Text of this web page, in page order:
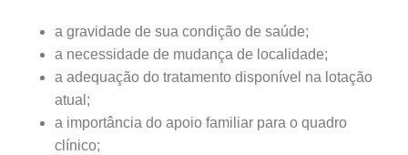
a gravidade de sua condição de saúde;
a necessidade de mudança de localidade;
a adequação do tratamento disponível na lotação
atual;
a importância do apoio familiar para o quadro
clínico;